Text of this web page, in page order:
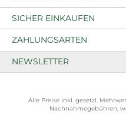
SICHER EINKAUFEN
ZAHLUNGSARTEN
NEWSLETTER
Alle Preise inkl. gesetzl.
Nachnahmegebühren,